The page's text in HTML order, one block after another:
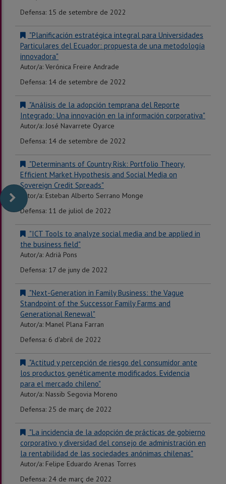
Defensa: 15 de setembre de 2022
"Planificación estratégica integral para Universidades
Particulares del Ecuador: propuesta de una metodología
innovadora"
Autor/a: Verónica Freire Andrade
Defensa: 14 de setembre de 2022
"Análisis de la adopción temprana del Reporte
Integrado: Una innovación en la información corporativa"
Autor/a: José Navarrete Oyarce
Defensa: 14 de setembre de 2022
"Determinants of Country Risk: Portfolio Theory,
Efficient Market Hypothesis and Social Media on
Sovereign Credit Spreads"
Autor/a: Esteban Alberto Serrano Monge
Defensa: 11 de juliol de 2022
"ICT Tools to analyze social media and be applied in
the business field"
Autor/a: Adrià Pons
Defensa: 17 de juny de 2022
"Next-Generation in Family Business: the Vague
Standpoint of the Successor Family Farms and
Generational Renewal"
Autor/a: Manel Plana Farran
Defensa: 6 d'abril de 2022
"Actitud y percepción de riesgo del consumidor ante
los productos genéticamente modificados. Evidencia
para el mercado chileno"
Autor/a: Nassib Segovia Moreno
Defensa: 25 de març de 2022
"La incidencia de la adopción de prácticas de gobierno
corporativo y diversidad del consejo de administración en
la rentabilidad de las sociedades anónimas chilenas"
Autor/a: Felipe Eduardo Arenas Torres
Defensa: 24 de març de 2022